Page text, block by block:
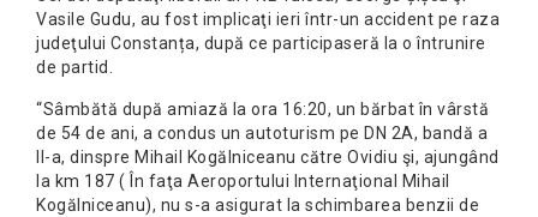
Vasile Gudu, au fost implicaţi ieri într-un accident pe raza
judeţului Constanța, după ce participaseră la o întrunire
de partid.
“Sâmbătă după amiază la ora 16:20, un bărbat în vârstă
de 54 de ani, a condus un autoturism pe DN 2A, bandă a
II-a, dinspre Mihail Kogălniceanu către Ovidiu şi, ajungând
la km 187 ( În faţa Aeroportului Internaţional Mihail
Kogălniceanu), nu s-a asigurat la schimbarea benzii de